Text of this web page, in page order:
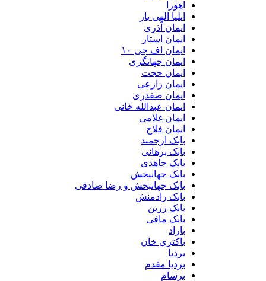
ایلیا الهی یار
ایمان آذری
ایمان استار
ایمان اف جی ۱۰
ایمان جهانگری
ایمان حجت
ایمان زارعی
ایمان صفدری
ایمان عبدالله خانی
ایمان غلامی
ایمان فلاح
بابک ارجمند
بابک برهانی
بابک جاهدی
بابک جهانبخش
بابک جهانبخش و رضا صادقی
بابک رادمنش
بابک زرین
بابک مافی
باکتری خان
بردیا مقدم